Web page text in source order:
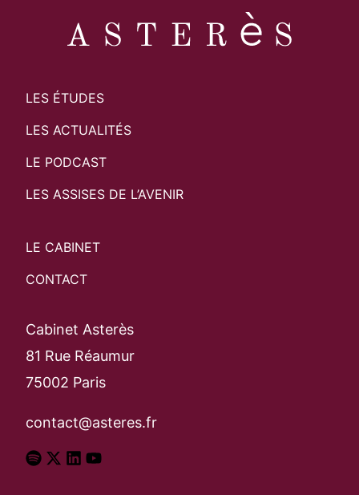
LES ÉTUDES
LES ACTUALITÉS
LE PODCAST
LES ASSISES DE L’AVENIR
LE CABINET
CONTACT
Cabinet Asterès
81 Rue Réaumur
75002 Paris
contact@asteres.fr